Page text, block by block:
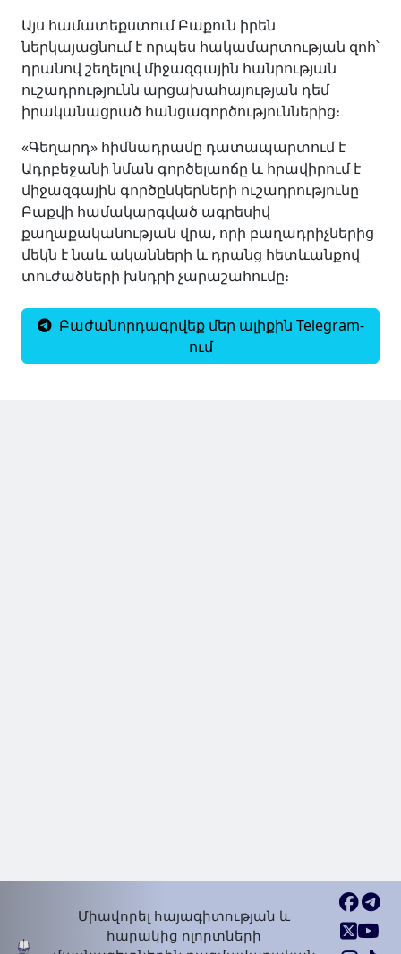
Այս համատեքստում Բաքուն իրեն
ներկայացնում է որպես հակամարտության զոհ՝
դրանով շեղելով միջազգային հանրության
ուշադրությունն արցախահայության դեմ
իրականացրած հանցագործություններից։
«Գեղարդ» հիմնադրամը դատապարտում է
Ադրբեջանի նման գործելաոճը և հրավիրում է
միջազգային գործընկերների ուշադրությունը
Բաքվի համակարգված ագրեսիվ
քաղաքականության վրա, որի բաղադրիչներից
մեկն է նաև ականների և դրանց հետևանքով
տուժածների խնդրի չարաշահումը։
Բաժանորդագրվեք մեր ալիքին Telegram-
ում
Միավորել հայագիտության և
հարակից ոլորտների